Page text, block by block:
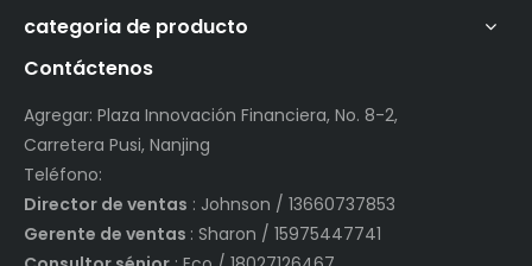
categoria de producto
Contáctenos
Agregar: Plaza Innovación Financiera, No. 8-2,
Carretera Pusi, Nanjing
Teléfono:
Director de ventas : Johnson / 13660737853
Gerente de ventas : Sharon / 15975447741